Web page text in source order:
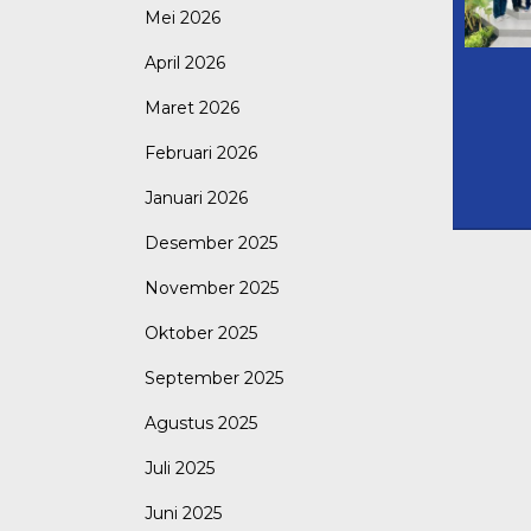
Mei 2026
April 2026
Maret 2026
Februari 2026
Januari 2026
Desember 2025
November 2025
Oktober 2025
September 2025
Agustus 2025
Juli 2025
Juni 2025